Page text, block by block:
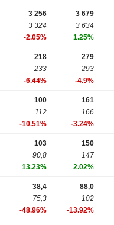
3 256
3 324
-2.05%
3 679
3 634
1.25%
218
233
-6.44%
279
293
-4.9%
100
112
-10.51%
161
166
-3.24%
103
90,8
13.23%
150
147
2.02%
38,4
75,3
-48.96%
88,0
102
-13.92%